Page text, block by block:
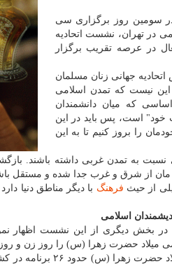
سومین روز برگزاری سی
در تهران، نشست اتحادیه
در عرصه تقریب برگزار
جهانی زنان مسلمان
این نیست كه تمدن اسلامی
كه میان دانشمندان
است، پس باید در این
را بروز كنیم تا به این
نسبت به تمدن غربی داشته باشند.
مان از شرق و غرب جدا شده و مستقل
از حیث فرهنگ با دیگر مناطق دنیا
اسلامی
بخش دیگری از این نشست اظهار
میلاد حضرت زهرا (س) را روز زن و روز
وی اظهار داشت: هر